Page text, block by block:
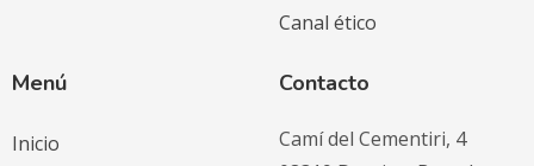
Canal ético
Menú
Inicio
Contacto
Camí del Cementiri, 4